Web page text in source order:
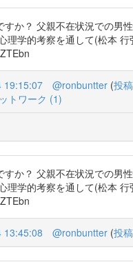
すか？ 父親不在状況での男
理学的考察を通して(松本 行
19:15:07 @ronbuntter (投
トワーク (1)
すか？ 父親不在状況での男
理学的考察を通して(松本 行
13:45:08 @ronbuntter (投